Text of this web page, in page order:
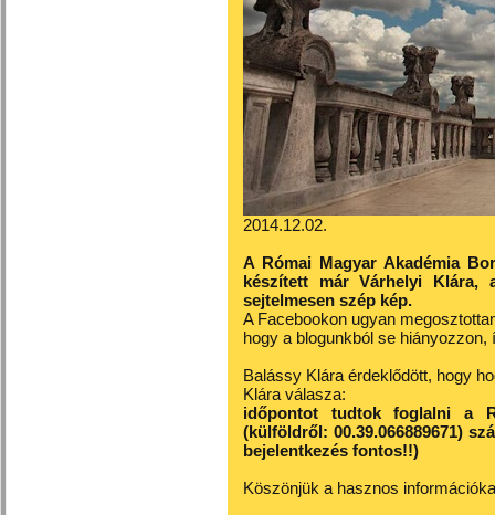
2014.12.02.
A Római Magyar Akadémia
készített már Várhelyi Klára,
sejtelmesen szép kép.
A Facebookon ugyan
hogy a blogunkból se
Balássy Klára érdeklődött, hogy
Klára válasza:
időpontot tudtok foglalni a
(külföldről: 00.39.066889671)
bejelentkezés fontos!!)
Köszönjük a hasznos